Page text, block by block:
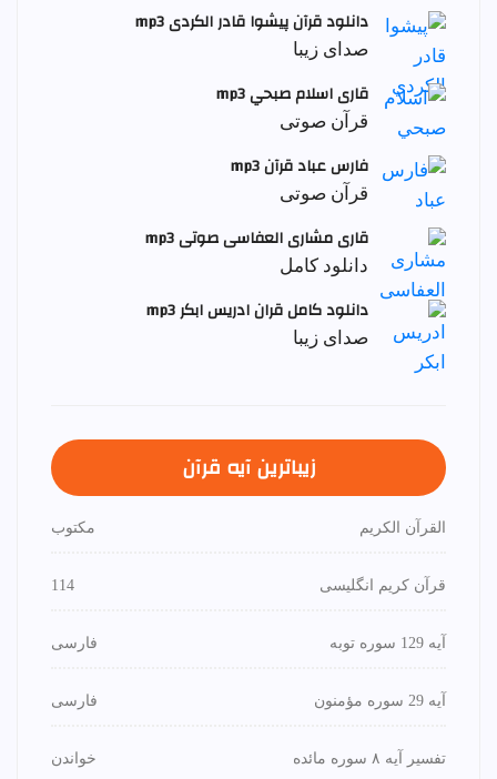
دانلود قرآن پیشوا قادر الکردی mp3
صدای زیبا
قاری اسلام صبحي mp3
قرآن صوتی
فارس عباد قرآن mp3
قرآن صوتی
قاری مشاری العفاسی صوتی mp3
دانلود کامل
دانلود کامل قران ادریس ابکر mp3
صدای زیبا
زیباترین آیه قرآن
القرآن الكريم مكتوب
قرآن کریم انگلیسی 114
آیه 129 سوره توبه فارسی
آیه 29 سوره مؤمنون فارسی
تفسیر آیه ۸ سوره مائده خواندن